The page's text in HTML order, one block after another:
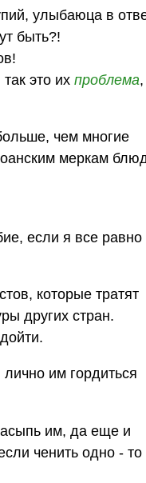
улыбаюца в
быть?!
так это ихпроблема,
чем многие
меркам
если я все равно
которые тратят
других стран.
им гордиться
им, да еще и
ченить одно - то